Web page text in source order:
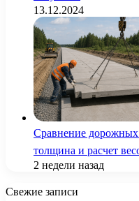
13.12.2024
Сравнение
толщина и расчет
2 недели назад
Свежие записи